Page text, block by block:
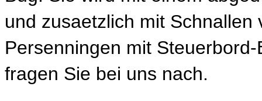
und zusaetzlich mit
Persenningen mit
fragen Sie bei uns nach.